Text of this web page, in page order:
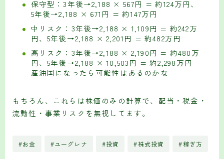
保守型：3年後→2,188 × 567円 = 約124万円、
5年後→2,188 × 671円 = 約147万円
中リスク：3年後→2,188 × 1,109円 = 約242万
円、5年後→2,188 × 2,201円 = 約482万円
高リスク：3年後→2,188 × 2,190円 = 約480万
円、5年後→2,188 × 10,503円 = 約2,298万円
産油国になったら可能性はあるのかな
もちろん、これらは株価のみの計算で、配当・税金・
流動性・事業リスクを無視してます。
#お金 #ユーグレナ #投資 #株式投資 #稼ぎ方